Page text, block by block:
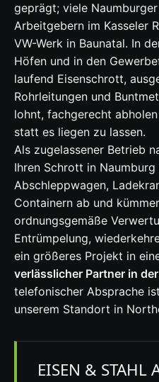
geprägt; viele
Arbeitgebern im Kasseler
VW-Werk in Baunatal. In
Höfen und in den
laufend Eisenschrott,
Rohrleitungen und
lohnt, fachgerecht
statt es liegen zu lassen.
Als zugelassener Betrieb
Ihren Schrott in
Abschleppwagen,
Containern ab und
ordnungsgemäße
Entrümpelung,
ein größeres Projekt in
verlässlicher Partner in
telefonischer Absprache
unserem Standort in
EISEN & STAHL